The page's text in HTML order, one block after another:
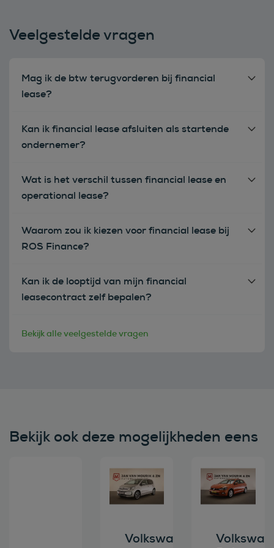
Veelgestelde vragen
Mag ik de btw terugvorderen bij financial
lease?
Kan ik financial lease afsluiten als startende
ondernemer?
Wat is het verschil tussen financial lease en
operational lease?
Waarom zou ik kiezen voor financial lease bij
ROS Finance?
Kan ik de looptijd van mijn financial
leasecontract zelf bepalen?
Bekijk alle veelgestelde vragen
Bekijk ook deze mogelijkheden eens
Bekijk deze auto
Volkswagen
Bekijk deze